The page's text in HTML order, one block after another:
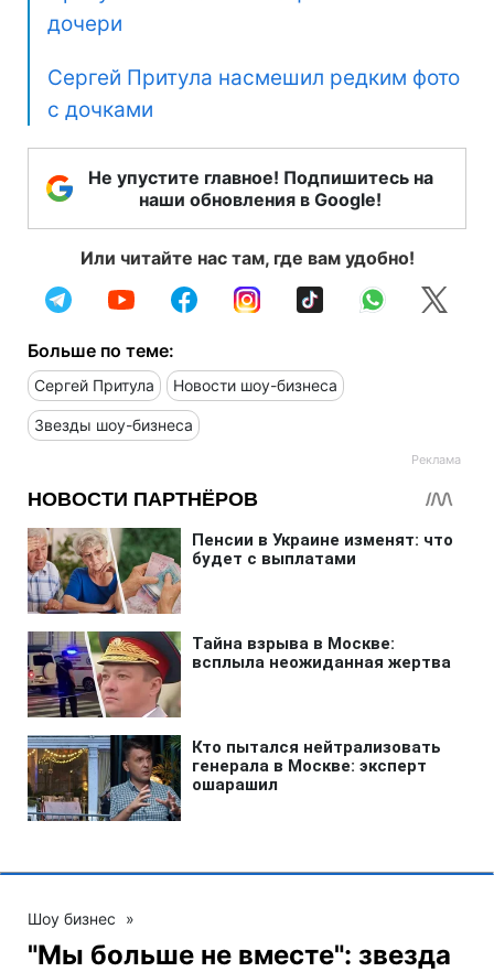
дочери
Сергей Притула насмешил редким фото
с дочками
Не упустите главное! Подпишитесь на
наши обновления в Google!
Или читайте нас там, где вам удобно!
Больше по теме:
Сергей Притула Новости шоу-бизнеса
Звезды шоу-бизнеса
Шоу бизнес »
"Мы больше не вместе": звезда